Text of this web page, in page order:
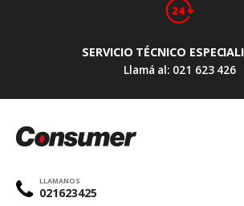
SERVICIO TÉCNICO
Llamá al: 021 623 426
LLAMANOS
021623425